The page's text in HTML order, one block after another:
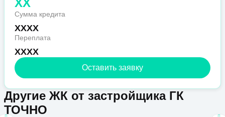
XX
Сумма кредита
XXXX
Переплата
XXXX
Оставить заявку
Другие ЖК от застройщика ГК
ТОЧНО